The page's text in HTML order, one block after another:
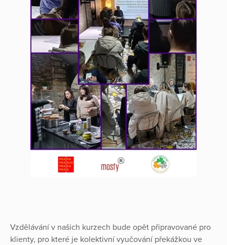
Vzdělávání v našich kurzech bude opět připravované pro
klienty, pro které je kolektivní vyučování překážkou ve